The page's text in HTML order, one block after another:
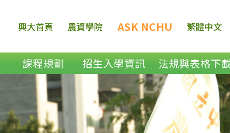
興大首頁 農資學院 ASK NCHU 繁體中文
課程規劃 招生入學資訊 法規與表格下